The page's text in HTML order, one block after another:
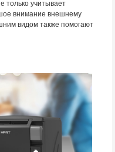
только учитывает
внимание внешнему
видом также помогают